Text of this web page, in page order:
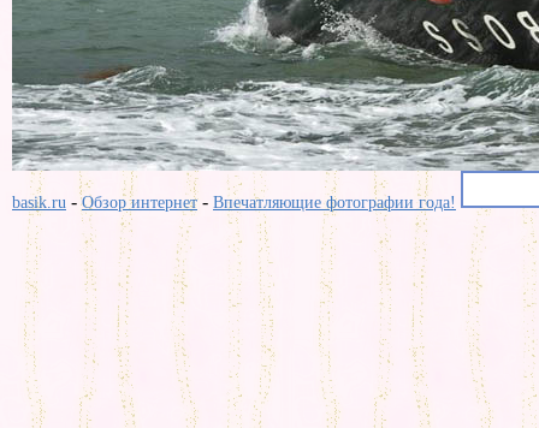
basik.ru -Обзор интернет- Впечатляющие фотографии года!